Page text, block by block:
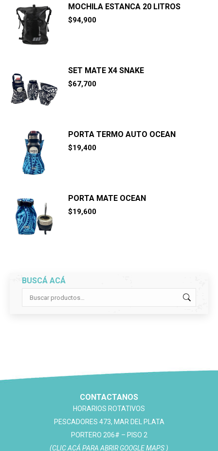
MOCHILA ESTANCA 20 LITROS
$94,900
SET MATE X4 SNAKE
$67,700
PORTA TERMO AUTO OCEAN
$19,400
PORTA MATE OCEAN
$19,600
BUSCÁ ACÁ
CONTACTANOS
HORARIOS ROTATIVOS
PESCADORES 473, MAR DEL PLATA
PORTERO 206# – PISO 2
(CLIC ACÁ PARA ABRIR GOOGLE MAPS )